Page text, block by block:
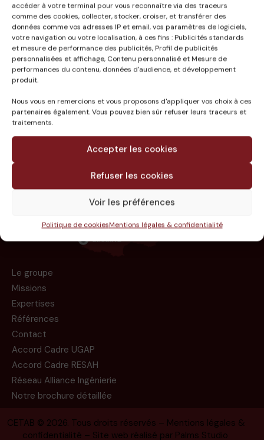
accéder à votre terminal pour vous reconnaître via des traceurs
comme des cookies, collecter, stocker, croiser, et transférer des
données comme vos adresses IP et email, vos paramètres de logiciels,
votre navigation ou votre localisation, à ces fins : Publicités standards
et mesure de performance des publicités, Profil de publicités
personnalisées et affichage, Contenu personnalisé et Mesure de
performances du contenu, données d'audience, et développement
produit.
Nous vous en remercions et vous proposons d'appliquer vos choix à ces
partenaires également. Vous pouvez bien sûr refuser leurs traceurs et
traitements.
Accepter les cookies
Refuser les cookies
Voir les préférences
Politique de cookiesMentions légales & confidentialité
29 novembre 2023 0 Comments
Génie climatique
Le groupe
Missions
Expertises
Références
Contact
Accord Cadre UGAP
Accord Cadre RESAH
Réseau Alliance Ingénierie
Notre brochure détaillée
CETAB © 2026. Tous droits réservés – Mentions légales &
confidentialité – Site web réalisé par Palms Studio